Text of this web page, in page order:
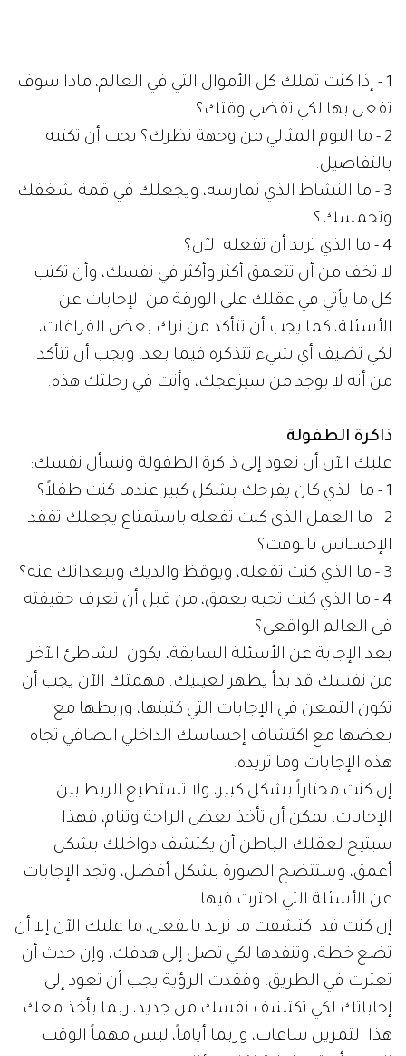
1 - إذا كنت تملك كل الأموال التي في العالم، ماذا سوف
تفعل بها لكي تقضي وقتك؟
2 - ما اليوم المثالي من وجهة نظرك؟ يجب أن تكتبه
بالتفاصيل.
3 - ما النشاط الذي تمارسه، ويجعلك في قمة شغفك
وتحمسك؟
4 - ما الذي تريد أن تفعله الآن؟
لا تخف من أن تتعمق أكثر وأكثر في نفسك، وأن تكتب
كل ما يأتي في عقلك على الورقة من الإجابات عن
الأسئلة، كما يجب أن تتأكد من ترك بعض الفراغات،
لكي تضيف أي شيء تتذكره فيما بعد، ويجب أن تتأكد
من أنه لا يوجد من سيزعجك، وأنت في رحلتك هذه.
ذاكرة الطفولة
عليك الآن أن تعود إلى ذاكرة الطفولة وتسأل نفسك:
1 - ما الذي كان يفرحك بشكل كبير عندما كنت طفلاً؟
2 - ما العمل الذي كنت تفعله باستمتاع يجعلك تفقد
الإحساس بالوقت؟
3 - ما الذي كنت تفعله، ويوقظ والديك ويبعدانك عنه؟
4 - ما الذي كنت تحبه بعمق، من قبل أن تعرف حقيقته
في العالم الواقعي؟
بعد الإجابة عن الأسئلة السابقة، يكون الشاطئ الآخر
من نفسك قد بدأ يظهر لعينيك. مهمتك الآن يجب أن
تكون التمعن في الإجابات التي كتبتها، وربطها مع
بعضها مع اكتشاف إحساسك الداخلي الصافي تجاه
هذه الإجابات وما تريده.
إن كنت محتاراً بشكل كبير، ولا تستطيع الربط بين
الإجابات، يمكن أن تأخذ بعض الراحة وتنام، فهذا
سيتيح لعقلك الباطن أن يكتشف دواخلك بشكل
أعمق، وستتضح الصورة بشكل أفضل، وتجد الإجابات
عن الأسئلة التي احترت فيها.
إن كنت قد اكتشفت ما تريد بالفعل، ما عليك الآن إلا أن
تضع خطة، وتنفذها لكي تصل إلى هدفك، وإن حدث أن
تعثرت في الطريق، وفقدت الرؤية يجب أن تعود إلى
إجاباتك لكي تكتشف نفسك من جديد، ربما يأخذ معك
هذا التمرين ساعات، وربما أياماً، ليس مهماً الوقت